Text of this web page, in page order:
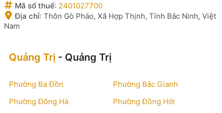
Mã số thuế: 2401027700
Địa chỉ: Thôn Gò Pháo, Xã Hợp Thịnh, Tỉnh Bắc Ninh, Việt
Nam
Quảng Trị - Quảng Trị
Phường Ba Đồn
Phường Bắc Gianh
Phường Đông Hà
Phường Đồng Hới